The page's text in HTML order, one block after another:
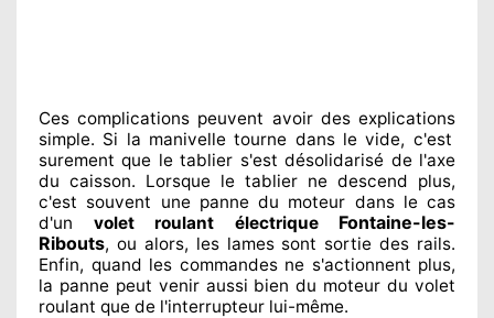
Ces complications peuvent avoir des explications
simple. Si la manivelle tourne dans le vide, c'est
surement que le tablier s'est désolidarisé de l'axe
du caisson. Lorsque le tablier ne descend plus,
c'est souvent une panne du moteur dans le cas
d'un volet roulant électrique Fontaine-les-
Ribouts, ou alors, les lames sont sortie des rails.
Enfin, quand les commandes ne s'actionnent plus,
la panne peut venir aussi bien du moteur du volet
roulant que de l'interrupteur lui-même.